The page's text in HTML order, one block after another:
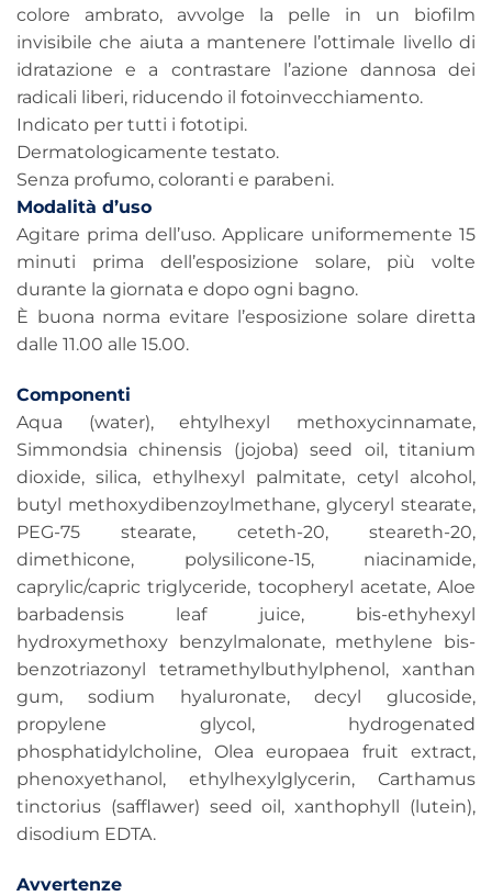
colore ambrato, avvolge la pelle in un biofilm
invisibile che aiuta a mantenere l’ottimale livello di
idratazione e a contrastare l’azione dannosa dei
radicali liberi, riducendo il fotoinvecchiamento.
Indicato per tutti i fototipi.
Dermatologicamente testato.
Senza profumo, coloranti e parabeni.
Modalità d’uso
Agitare prima dell’uso. Applicare uniformemente 15
minuti prima dell’esposizione solare, più volte
durante la giornata e dopo ogni bagno.
È buona norma evitare l’esposizione solare diretta
dalle 11.00 alle 15.00.
Componenti
Aqua (water), ehtylhexyl methoxycinnamate,
Simmondsia chinensis (jojoba) seed oil, titanium
dioxide, silica, ethylhexyl palmitate, cetyl alcohol,
butyl methoxydibenzoylmethane, glyceryl stearate,
PEG-75 stearate, ceteth-20, steareth-20,
dimethicone, polysilicone-15, niacinamide,
caprylic/capric triglyceride, tocopheryl acetate, Aloe
barbadensis leaf juice, bis-ethyhexyl
hydroxymethoxy benzylmalonate, methylene bis-
benzotriazonyl tetramethylbuthylphenol, xanthan
gum, sodium hyaluronate, decyl glucoside,
propylene glycol, hydrogenated
phosphatidylcholine, Olea europaea fruit extract,
phenoxyethanol, ethylhexylglycerin, Carthamus
tinctorius (safflawer) seed oil, xanthophyll (lutein),
disodium EDTA.
Avvertenze